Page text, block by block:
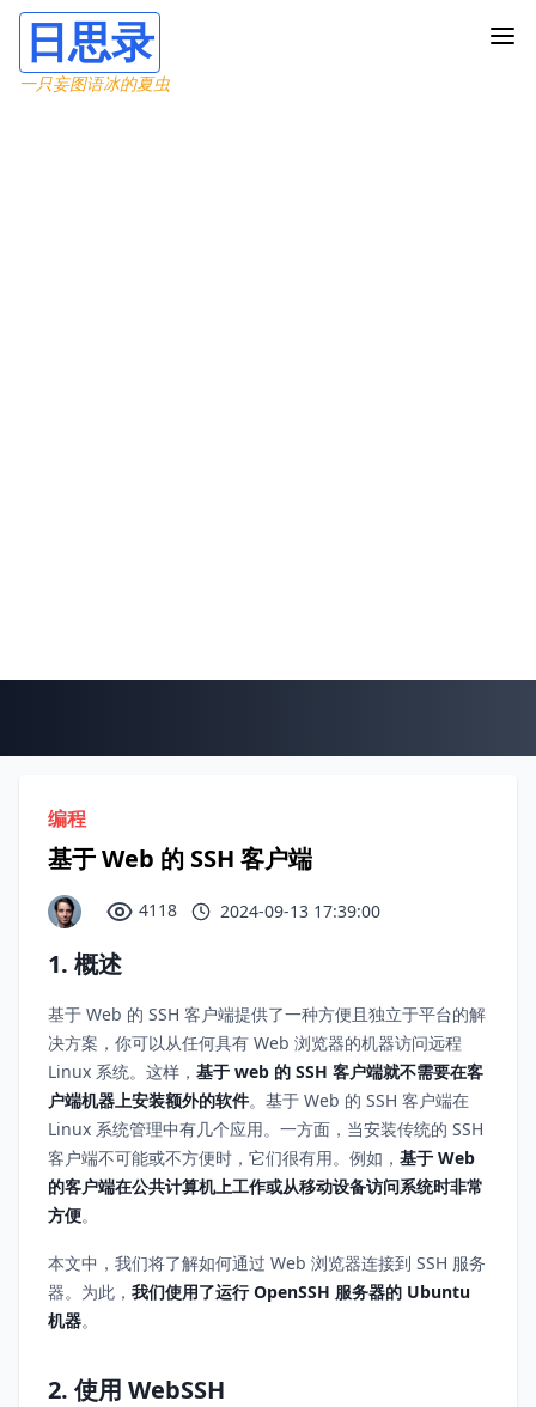
日思录
一只妄图语冰的夏虫
编程
基于 Web 的 SSH 客户端
4118 2024-09-13 17:39:00
1. 概述
基于 Web 的 SSH 客户端提供了一种方便且独立于平台的解
决方案，你可以从任何具有 Web 浏览器的机器访问远程
Linux 系统。这样， 基于 web 的 SSH 客户端就不需要在客
户端机器上安装额外的软件。基于 Web 的 SSH 客户端在
Linux 系统管理中有几个应用。一方面，当安装传统的 SSH
客户端不可能或不方便时，它们很有用。例如， 基于 Web
的客户端在公共计算机上工作或从移动设备访问系统时非常
方便。
本文中，我们将了解如何通过 Web 浏览器连接到 SSH 服务
器。为此， 我们使用了运行 OpenSSH 服务器的 Ubuntu
机器。
2. 使用 WebSSH